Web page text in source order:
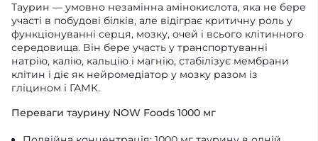
Таурин — умовно незамінна амінокислота, яка не бере
участі в побудові білків, але відіграє критичну роль у
функціонуванні серця, мозку, очей і всього клітинного
середовища. Він бере участь у транспортуванні
натрію, калію, кальцію і магнію, стабілізує мембрани
клітин і діє як нейромедіатор у мозку разом із
гліцином і ГАМК.
Переваги таурину NOW Foods 1000 мг